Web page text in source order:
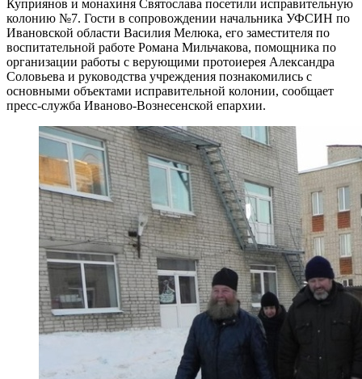
Куприянов и монахиня Святослава посетили исправительную
колонию №7. Гости в сопровождении начальника УФСИН по
Ивановской области Василия Мелюка, его заместителя по
воспитательной работе Романа Мильчакова, помощника по
организации работы с верующими протоиерея Александра
Соловьева и руководства учреждения познакомились с
основными объектами исправительной колонии, сообщает
пресс-служба Иваново-Вознесенской епархии.